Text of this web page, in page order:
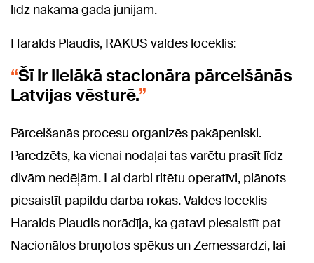
līdz nākamā gada jūnijam.
Haralds Plaudis, RAKUS valdes loceklis:
Šī ir lielākā stacionāra pārcelšānās
Latvijas vēsturē.
Pārcelšanās procesu organizēs pakāpeniski.
Paredzēts, ka vienai nodaļai tas varētu prasīt līdz
divām nedēļām. Lai darbi ritētu operatīvi, plānots
piesaistīt papildu darba rokas. Valdes loceklis
Haralds Plaudis norādīja, ka gatavi piesaistīt pat
Nacionālos bruņotos spēkus un Zemessardzi, lai